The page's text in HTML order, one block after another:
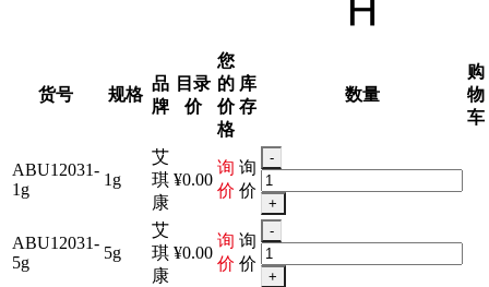
货号 规格
品
牌
目录
价
您
的
价
格
库
存
数量
购
物
车
ABU12031-
1g
1g
艾
琪
康
¥0.00
询
价
询
价
-
+
ABU12031-
5g
5g
艾
琪
康
¥0.00
询
价
询
价
-
+